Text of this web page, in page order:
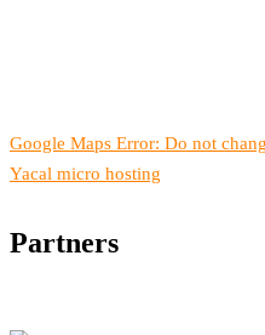
Google Maps Error: Do not
Yacal micro hosting
Partners